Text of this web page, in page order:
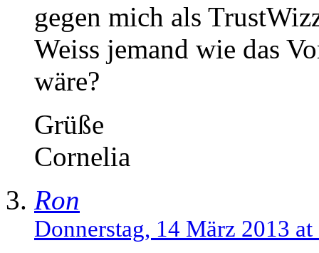
gegen mich als
Weiss jemand wie das
wäre?
Grüße
Cornelia
Ron
Donnerstag, 14 März 2013